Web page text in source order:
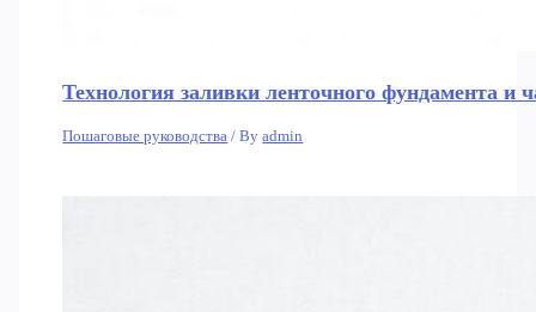
Технология заливки ленточного фундамента и
Пошаговые руководства / Byadmin